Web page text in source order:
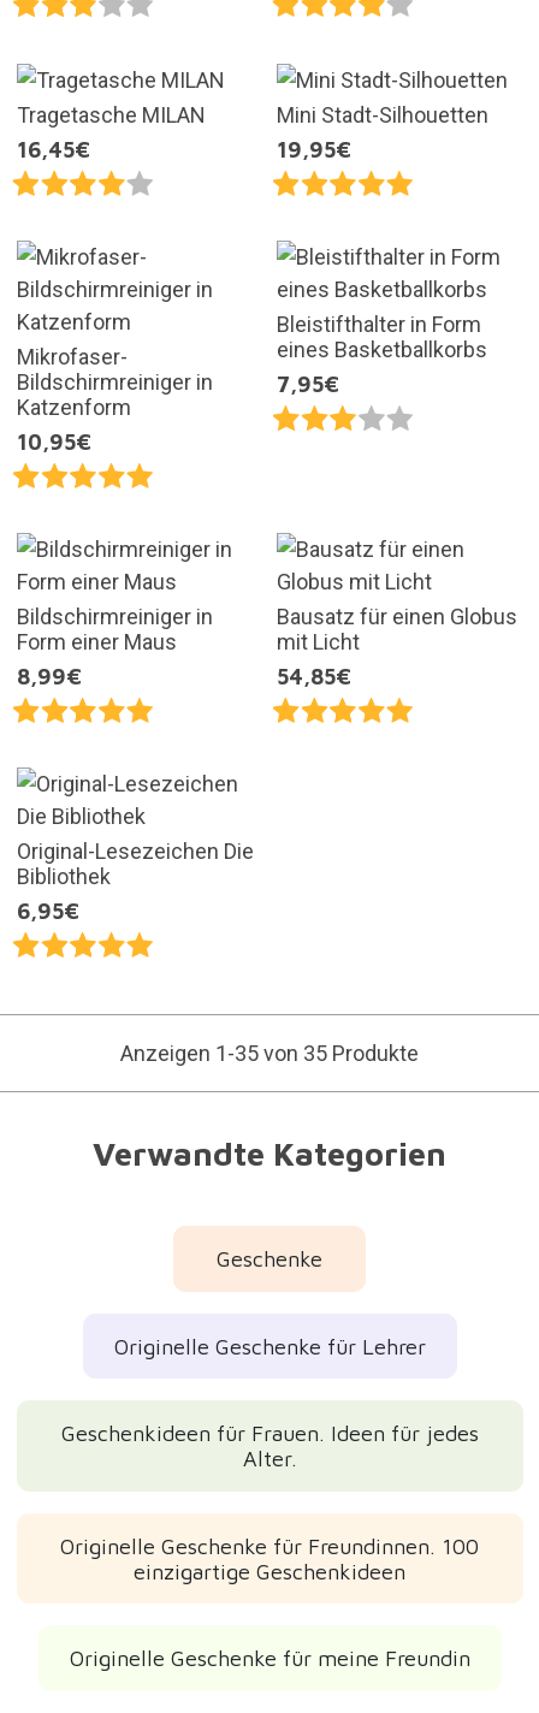
Tragetasche MILAN
16,45€
Mini Stadt-Silhouetten
19,95€
Mikrofaser-
Bildschirmreiniger in
Katzenform
10,95€
Bleistifthalter in Form
eines Basketballkorbs
7,95€
Bildschirmreiniger in
Form einer Maus
8,99€
Bausatz für einen Globus
mit Licht
54,85€
Original-Lesezeichen Die
Bibliothek
6,95€
Anzeigen 1-35 von 35 Produkte
Verwandte Kategorien
Geschenke
Originelle Geschenke für Lehrer
Geschenkideen für Frauen. Ideen für jedes
Alter.
Originelle Geschenke für Freundinnen. 100
einzigartige Geschenkideen
Originelle Geschenke für meine Freundin